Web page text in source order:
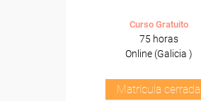
Curso Gratuito
75 horas
Online (Galicia )
Matrícula cerrada